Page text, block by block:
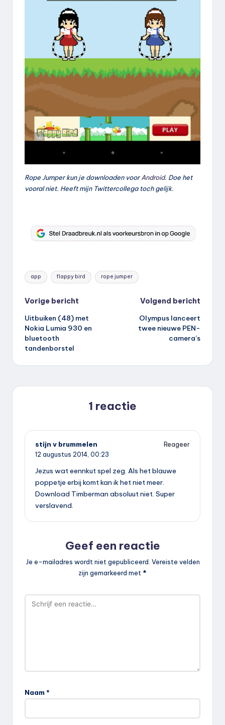
Rope Jumper kun je downloaden voorAndroid. Doe het
vooral niet. Heeft mijn Twittercollega toch gelijk.
Tags:
app flappy bird rope jumper
Bericht
navigatie
Vorige bericht
Uitbuiken (48) met
Nokia Lumia 930 en
bluetooth
tandenborstel
Volgend bericht
Olympus lanceert
twee nieuwe PEN-
camera’s
1 reactie
stijn v brummelen
Reageer
12 augustus 2014, 00:23
Jezus wat eennkut spel zeg. Als het blauwe
poppetje erbij komt kan ik het niet meer.
Download Timberman absoluut niet. Super
verslavend.
Geef een reactie
Je e-mailadres wordt niet gepubliceerd. Vereiste velden
zijn gemarkeerd met *
Naam *